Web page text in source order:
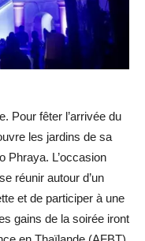
Pour fêter l’arrivée du
les jardins de sa
Phraya. L’occasion
réunir autour d’un
et de participer à une
gains de la soirée iront